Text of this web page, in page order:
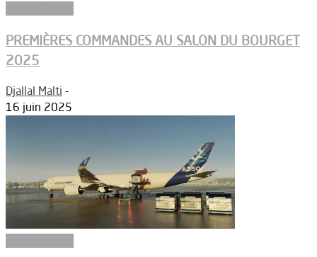
PREMIÈRES COMMANDES AU SALON DU BOURGET
2025
Djallal Malti -
16 juin 2025